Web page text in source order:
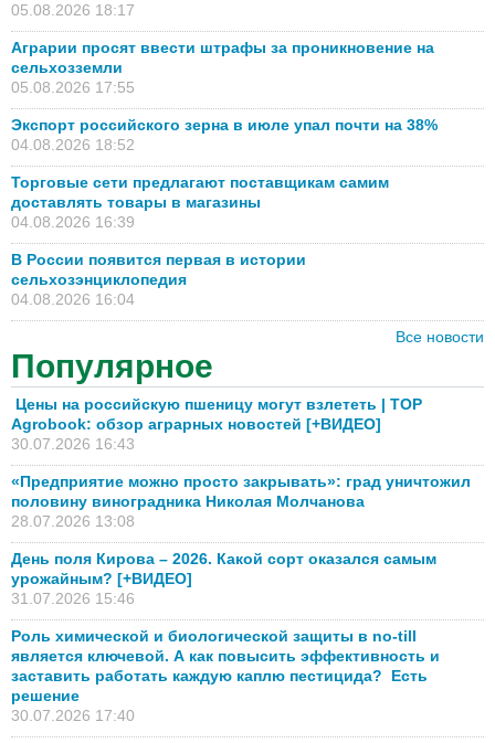
05.08.2026 18:17
Аграрии просят ввести штрафы за проникновение на
сельхозземли
05.08.2026 17:55
Экспорт российского зерна в июле упал почти на 38%
04.08.2026 18:52
Торговые сети предлагают поставщикам самим
доставлять товары в магазины
04.08.2026 16:39
В России появится первая в истории
сельхозэнциклопедия
04.08.2026 16:04
Все новости
Популярное
Цены на российскую пшеницу могут взлететь | TOP
Agrobook: обзор аграрных новостей [+ВИДЕО]
30.07.2026 16:43
«Предприятие можно просто закрывать»: град уничтожил
половину виноградника Николая Молчанова
28.07.2026 13:08
День поля Кирова – 2026. Какой сорт оказался самым
урожайным? [+ВИДЕО]
31.07.2026 15:46
Роль химической и биологической защиты в no-till
является ключевой. А как повысить эффективность и
заставить работать каждую каплю пестицида? Есть
решение
30.07.2026 17:40